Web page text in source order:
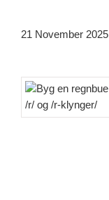
21 November 2025